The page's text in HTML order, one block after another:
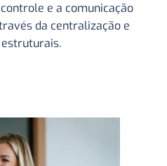
e a comunicação
da centralização e